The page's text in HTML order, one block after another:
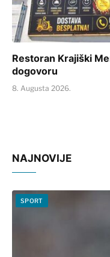
Restoran Krajiški
dogovoru
8. Augusta 2026.
NAJNOVIJE
SPORT